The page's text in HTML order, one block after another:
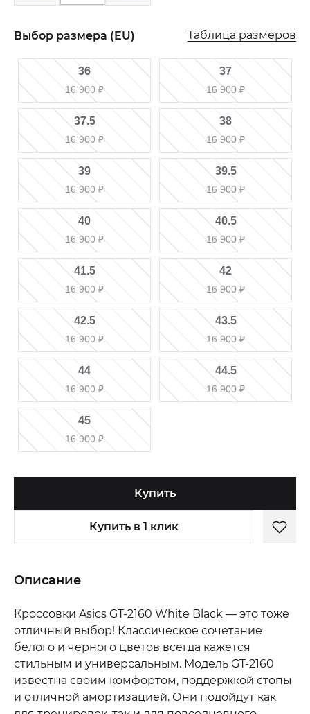
Выбор размера (EU) Таблица размеров
36
16 900 ₽
37
16 900 ₽
37.5
16 900 ₽
38
16 900 ₽
39
16 900 ₽
39.5
16 900 ₽
40
16 900 ₽
40.5
16 900 ₽
41.5
16 900 ₽
42
16 900 ₽
42.5
16 900 ₽
43.5
16 900 ₽
44
16 900 ₽
44.5
16 900 ₽
45
16 900 ₽
Купить
Купить в 1 клик
Описание
Кроссовки Asics GT-2160 White Black — это тоже
отличный выбор! Классическое сочетание
белого и черного цветов всегда кажется
стильным и универсальным. Модель GT-2160
известна своим комфортом, поддержкой стопы
и отличной амортизацией. Они подойдут как